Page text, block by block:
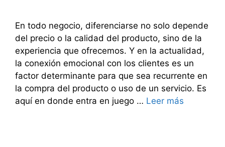
En todo negocio, diferenciarse no solo depende
del precio o la calidad del producto, sino de la
experiencia que ofrecemos. Y en la actualidad,
la conexión emocional con los clientes es un
factor determinante para que sea recurrente en
la compra del producto o uso de un servicio. Es
aquí en donde entra en juego … Leer más